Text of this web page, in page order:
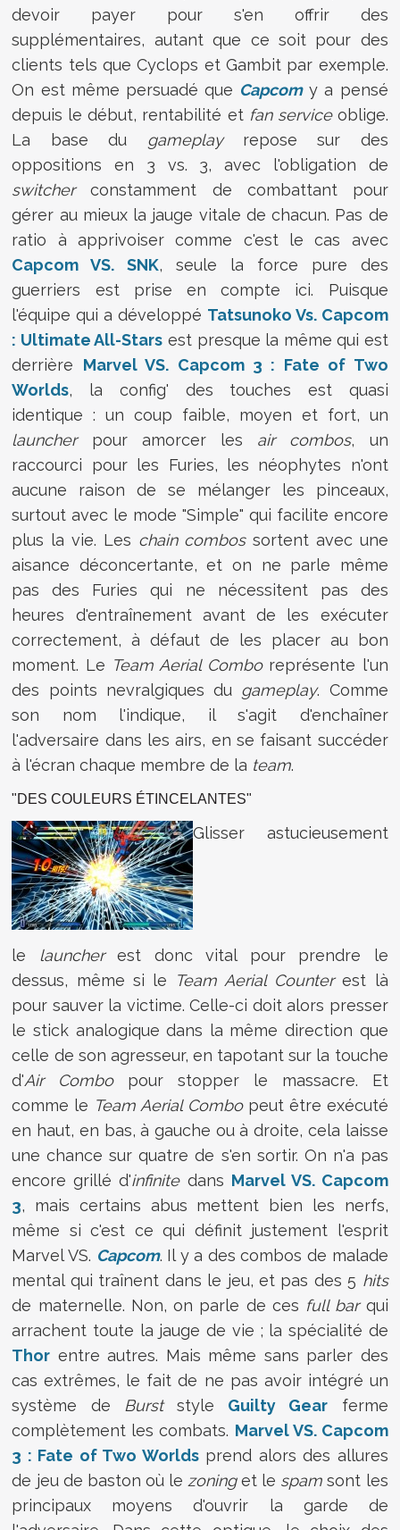
devoir payer pour s'en offrir des
supplémentaires, autant que ce soit pour des
clients tels que Cyclops et Gambit par exemple.
On est même persuadé que Capcomy a pensé
depuis le début, rentabilité et fan serviceoblige.
La base du gameplay repose sur des
oppositions en 3 vs. 3, avec l'obligation de
switcherconstamment de combattant pour
gérer au mieux la jauge vitale de chacun. Pas de
ratio à apprivoiser comme c'est le cas avec
Capcom VS. SNK, seule la force pure des
guerriers est prise en compte ici. Puisque
l'équipe qui a développé Tatsunoko Vs. Capcom
: Ultimate All-Stars est presque la même qui est
derrière Marvel VS. Capcom 3 : Fate of Two
Worlds, la config' des touches est quasi
identique : un coup faible, moyen et fort, un
launcherpour amorcer les air combos, un
raccourci pour les Furies, les néophytes n'ont
aucune raison de se mélanger les pinceaux,
surtout avec le mode "Simple" qui facilite encore
plus la vie. Les chain combossortent avec une
aisance déconcertante, et on ne parle même
pas des Furies qui ne nécessitent pas des
heures d'entraînement avant de les exécuter
correctement, à défaut de les placer au bon
moment. Le Team Aerial Comboreprésente l'un
des points nevralgiques du gameplay. Comme
son nom l'indique, il s'agit d'enchaîner
l'adversaire dans les airs, en se faisant succéder
à l'écran chaque membre de la team.
"DES COULEURS ÉTINCELANTES"
Glisser astucieusement
le launcherest donc vital pour prendre le
dessus, même si le
Team Aerial Counterest là
pour sauver la victime. Celle-ci doit alors presser
le stick analogique dans la même direction que
celle de son agresseur, en tapotant sur la touche
d'Air Combopour stopper le massacre. Et
comme le Team Aerial Combopeut être exécuté
en haut, en bas, à gauche ou à droite, cela laisse
une chance sur quatre de s'en sortir. On n'a pas
encore grillé d'infinitedans Marvel VS. Capcom
3, mais certains abus mettent bien les nerfs,
même si c'est ce qui définit justement l'esprit
Marvel VS. Capcom. Il y a des combos de malade
mental qui traînent dans le jeu, et pas des 5 hits
de maternelle. Non, on parle de ces full barqui
arrachent toute la jauge de vie ; la spécialité de
Thor entre autres. Mais même sans parler des
cas extrêmes, le fait de ne pas avoir intégré un
système de Burststyle Guilty Gear ferme
complètement les combats. Marvel VS. Capcom
3 : Fate of Two Worldsprend alors des allures
de jeu de baston où le zoninget le spam sont les
principaux moyens d'ouvrir la garde de